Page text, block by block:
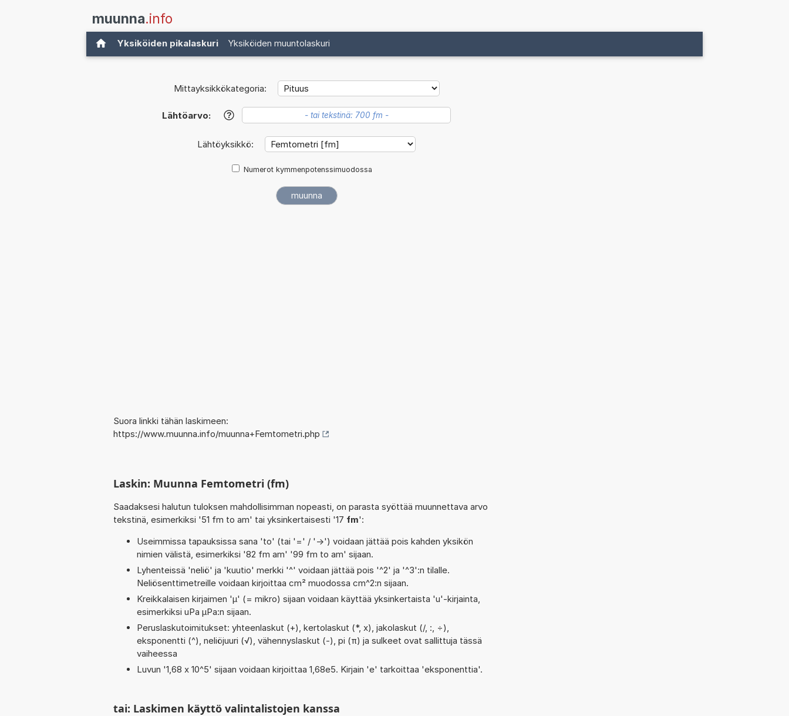
muunna.info
Yksiköiden pikalaskuri Yksiköiden muuntolaskuri
Mittayksikkökategoria:
Lähtöarvo: ?
Lähtöyksikkö:
Numerot kymmenpotenssimuodossa
Suora linkki tähän laskimeen:
https://www.muunna.info/muunna+Femtometri.php
Laskin: Muunna Femtometri (fm)
Saadaksesi halutun tuloksen mahdollisimman nopeasti, on parasta syöttää muunnettava arvo
tekstinä, esimerkiksi '51 fm to am' tai yksinkertaisesti '17 fm':
Useimmissa tapauksissa sana 'to' (tai '=' / '->') voidaan jättää pois kahden yksikön
nimien välistä, esimerkiksi '82 fm am' '99 fm to am' sijaan.
Lyhenteissä 'neliö' ja 'kuutio' merkki '^' voidaan jättää pois '^2' ja '^3':n tilalle.
Neliösenttimetreille voidaan kirjoittaa cm² muodossa cm^2:n sijaan.
Kreikkalaisen kirjaimen 'µ' (= mikro) sijaan voidaan käyttää yksinkertaista 'u'-kirjainta,
esimerkiksi uPa µPa:n sijaan.
Peruslaskutoimitukset: yhteenlaskut (+), kertolaskut (*, x), jakolaskut (/, :, ÷),
eksponentti (^), neliöjuuri (√), vähennyslaskut (-), pi (π) ja sulkeet ovat sallittuja tässä
vaiheessa
Luvun '1,68 x 10^5' sijaan voidaan kirjoittaa 1,68e5. Kirjain 'e' tarkoittaa 'eksponenttia'.
tai: Laskimen käyttö valintalistojen kanssa